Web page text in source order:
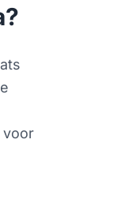
voor